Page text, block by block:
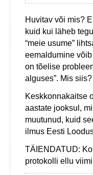
Huvitav või mis?
kuid kui läheb
“meie usume”
eemaldumine
on tõelise
alguses”. Mis siis?
Keskkonnakaitse
aastate jooksul,
muutunud, kuid
ilmus Eesti
TÄIENDATUD:
protokolli ellu